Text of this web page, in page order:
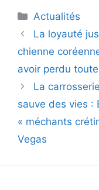
Catégories
Actualités
La loyauté
chienne
avoir perdu
La
sauve des vies :
« méchants
Vegas